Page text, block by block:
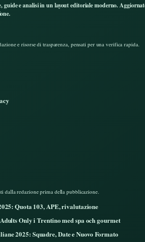
guide e analisi in un layout editoriale moderno.
e risorse di trasparenza, pensati per una verifica rapida.
dalla redazione prima della pubblicazione.
Quota 103, APE, rivalutazione
Only i Trentino med spa och gourmet
2025: Squadre, Date e Nuovo Formato